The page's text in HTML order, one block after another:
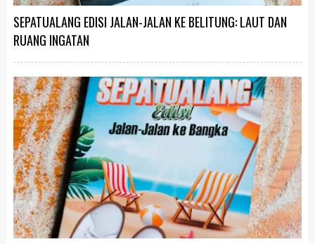
SEPATUALANG EDISI JALAN-JALAN KE BELITUNG: LAUT DAN
RUANG INGATAN